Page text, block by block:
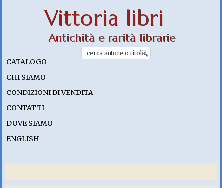
Vittoria libri
Antichità e rarità librarie
CATALOGO
CHI SIAMO
CONDIZIONI DI VENDITA
CONTATTI
DOVE SIAMO
ENGLISH